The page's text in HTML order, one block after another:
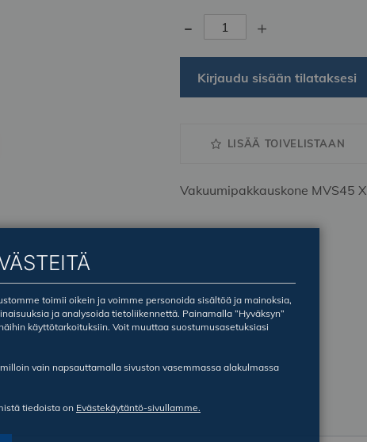
- +
Kirjaudu sisään tilataksesi
LISÄÄ TOIVELISTAAN
Vakuumipakkauskone MVS45 X
toimii oikein ja voimme personoida sisältöä ja mainoksia,
ja analysoida tietoliikennettä. Painamalla ”Hyväksyn”
käyttötarkoituksiin. Voit muuttaa suostumusasetuksiasi
vain napsauttamalla sivuston vasemmassa alakulmassa
tiedoista on Evästekäytäntö-sivullamme.